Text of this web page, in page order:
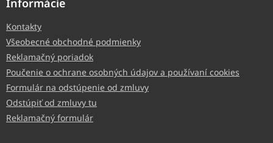
Informácie
Kontakty
Všeobecné obchodné podmienky
Reklamačný poriadok
Poučenie o ochrane osobných údajov a používaní cookies
Formulár na odstúpenie od zmluvy
Odstúpiť od zmluvy tu
Reklamačný formulár